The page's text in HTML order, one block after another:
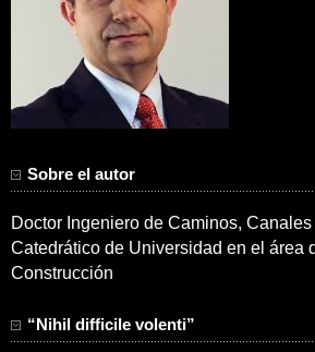
Sobre el autor
Doctor Ingeniero de Caminos, Canales
Catedrático de Universidad en el área
Construcción
“Nihil difficile volenti”